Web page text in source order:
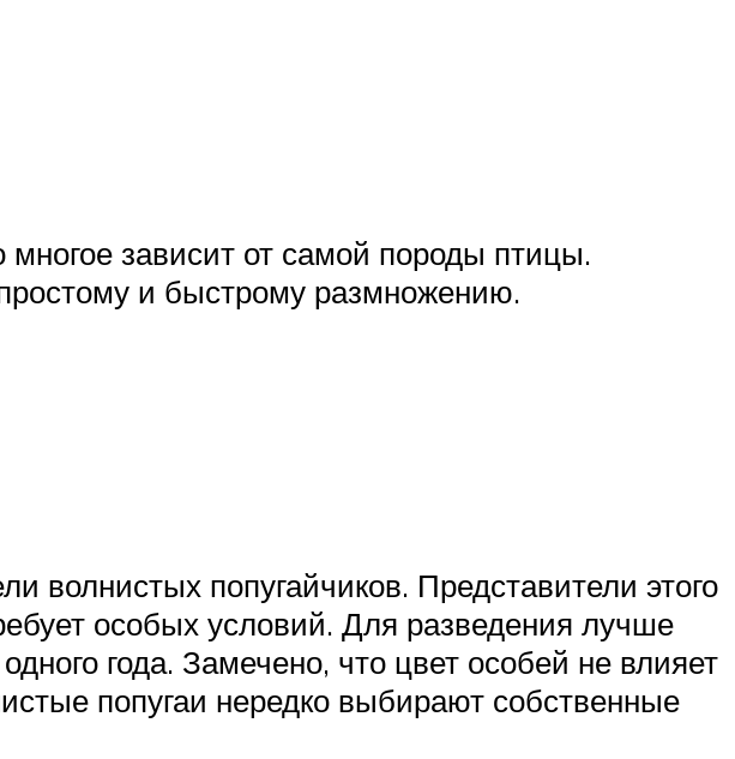
многое зависит от самой породы птицы.
и быстрому размножению.
волнистых попугайчиков. Представители этого
особых условий. Для разведения лучше
года. Замечено, что цвет особей не влияет
попугаи нередко выбирают собственные